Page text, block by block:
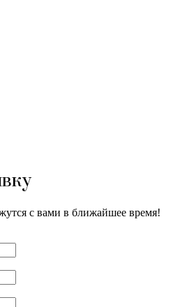
с вами в ближайшее время!